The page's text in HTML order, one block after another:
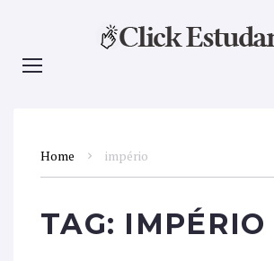
Home império
TAG: IMPÉRIO